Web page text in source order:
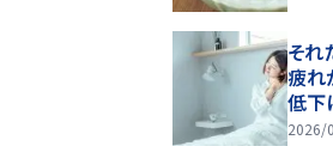
それ
疲れ
低下
2026/